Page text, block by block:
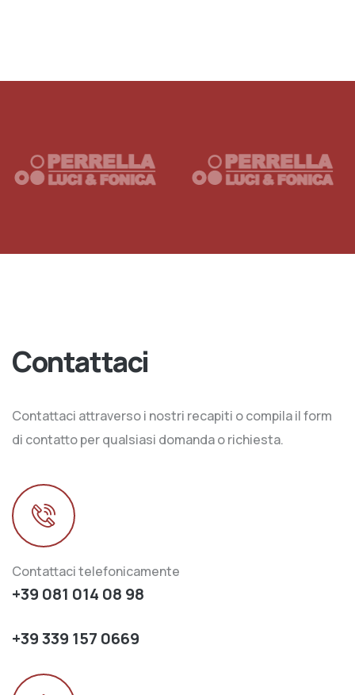
Contattaci
Contattaci attraverso i nostri recapiti o compila il form
di contatto per qualsiasi domanda o richiesta.
Contattaci telefonicamente
+39 081 014 08 98
+39 339 157 0669